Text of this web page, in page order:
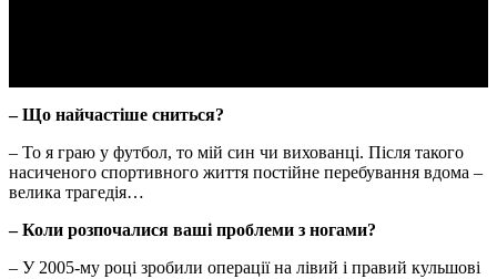
– Що найчастіше сниться?
– То я граю у футбол, то мій син чи вихованці. Після такого
насиченого спортивного життя постійне перебування вдома –
велика трагедія…
– Коли розпочалися ваші проблеми з ногами?
– У 2005-му році зробили операції на лівий і правий кульшові